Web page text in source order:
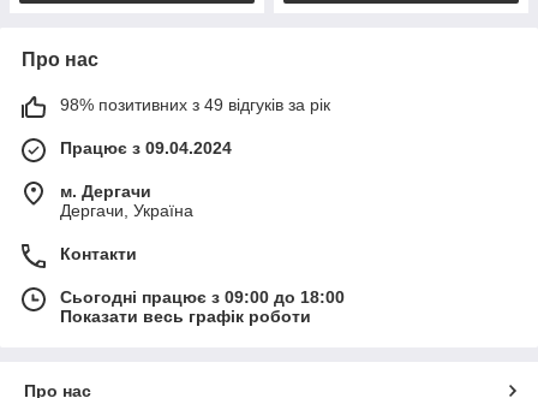
Про нас
98% позитивних з 49 відгуків за рік
Працює з 09.04.2024
м. Дергачи
Дергачи, Україна
Контакти
Сьогодні працює з 09:00 до 18:00
Показати весь графік роботи
Про нас